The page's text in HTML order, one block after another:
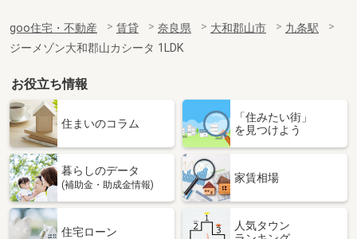
goo住宅・不動産 賃貸 奈良県 大和郡山市
九条駅
ジーメゾン大和郡山カシータ 1LDK
お役立ち情報
住まいのコラム
「住みたい街」
を見つけよう
暮らしのデータ
(補助金・助成金情報)
家賃相場
住宅ローン
人気タウン